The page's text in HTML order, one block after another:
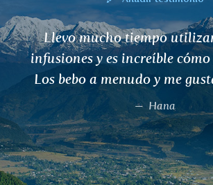
Llevo mucho tiempo
infusiones y es increíble
Los bebo a menudo y me
Hana